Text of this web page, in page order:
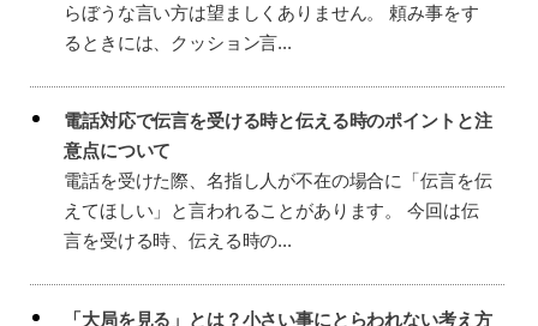
らぼうな言い方は望ましくありません。 頼み事をす
るときには、クッション言...
電話対応で伝言を受ける時と伝える時のポイントと注
意点について
電話を受けた際、名指し人が不在の場合に「伝言を伝
えてほしい」と言われることがあります。 今回は伝
言を受ける時、伝える時の...
「大局を見る」とは？小さい事にとらわれない考え方